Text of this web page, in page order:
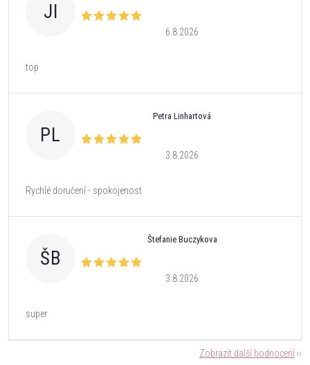
JI
6.8.2026
top
PL
Petra Linhartová
3.8.2026
Rychlé doručení - spokojenost
ŠB
Štefanie Buczykova
3.8.2026
super
Zobrazit další hodnocení